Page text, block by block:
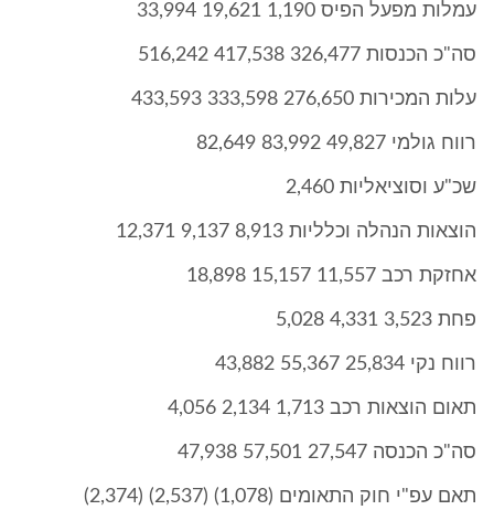
עמלות מפעל הפיס 1,190 19,621 33,994
סה"כ הכנסות 326,477 417,538 516,242
עלות המכירות 276,650 333,598 433,593
רווח גולמי 49,827 83,992 82,649
שכ"ע וסוציאליות 2,460
הוצאות הנהלה וכלליות 8,913 9,137 12,371
אחזקת רכב 11,557 15,157 18,898
פחת 3,523 4,331 5,028
רווח נקי 25,834 55,367 43,882
תאום הוצאות רכב 1,713 2,134 4,056
סה"כ הכנסה 27,547 57,501 47,938
תאם עפ"י חוק התאומים (1,078) (2,537) (2,374)